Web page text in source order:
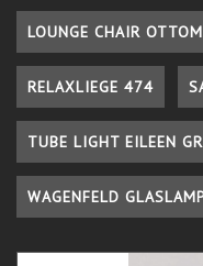
LOUNGE CHAIR
RELAXLIEGE 474
TUBE LIGHT EILEEN
WAGENFELD